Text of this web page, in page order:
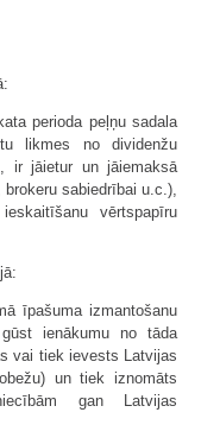
perioda peļņu sadala
likmes no dividenžu
ir jāietur un jāiemaksā
sabiedrībai u.c.),
vērtspapīru
īpašuma izmantošanu
ienākumu no tāda
vai tiek ievests Latvijas
un tiek iznomāts
gan Latvijas